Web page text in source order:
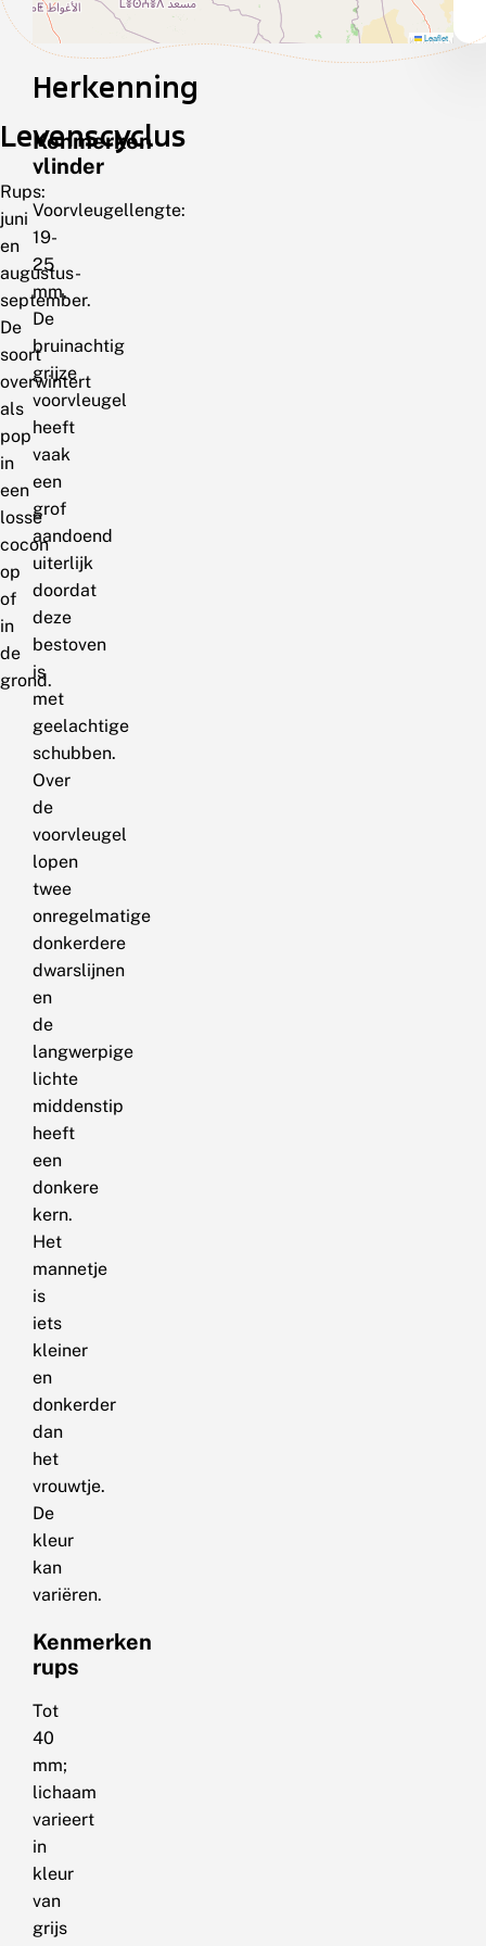
Leaflet
Levenscyclus
Rups:
juni
en
augustus-
september.
De
soort
overwintert
als
pop
in
een
losse
cocon
op
of
in
de
grond.
Herkenning
Kenmerken
vlinder
Voorvleugellengte:
19-
25
mm.
De
bruinachtig
grijze
voorvleugel
heeft
vaak
een
grof
aandoend
uiterlijk
doordat
deze
bestoven
is
met
geelachtige
schubben.
Over
de
voorvleugel
lopen
twee
onregelmatige
donkerdere
dwarslijnen
en
de
langwerpige
lichte
middenstip
heeft
een
donkere
kern.
Het
mannetje
is
iets
kleiner
en
donkerder
dan
het
vrouwtje.
De
kleur
kan
variëren.
Kenmerken
rups
Tot
40
mm;
lichaam
varieert
in
kleur
van
grijs